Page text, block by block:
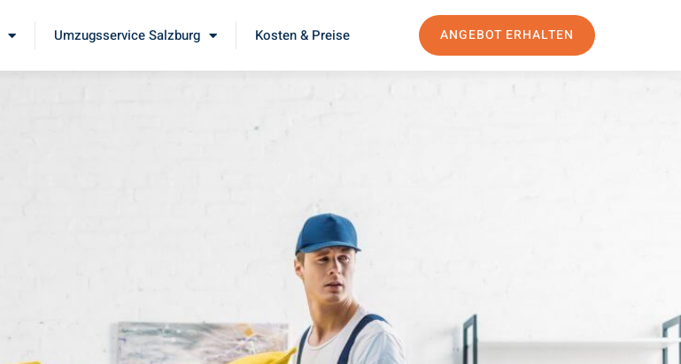
Umzugsservice Salzburg Kosten & Preise ANGEBOT ERHALTEN